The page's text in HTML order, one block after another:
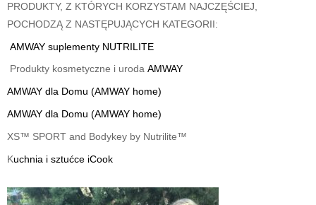
PRODUKTY, Z KTÓRYCH KORZYSTAM NAJCZĘŚCIEJ,
POCHODZĄ Z NASTĘPUJĄCYCH KATEGORII:
AMWAY suplementy NUTRILITE
Produkty kosmetyczne i uroda AMWAY
AMWAY dla Domu (AMWAY home)
AMWAY dla Domu (AMWAY home)
XS™ SPORT and Bodykey by Nutrilite™
Kuchnia i sztućce iCook